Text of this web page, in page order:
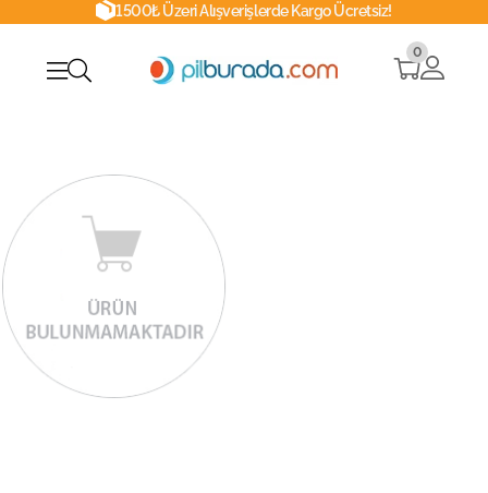
1500₺ Üzeri Alışverişlerde Kargo Ücretsiz!
0